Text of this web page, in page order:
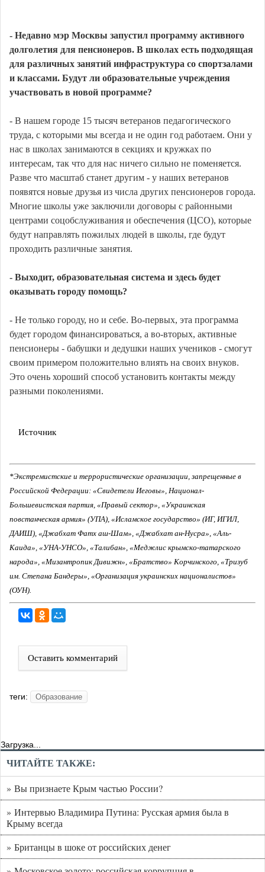
- Недавно мэр Москвы запустил программу активного
долголетия для пенсионеров. В школах есть подходящая
для различных занятий инфраструктура со спортзалами
и классами. Будут ли образовательные учреждения
участвовать в новой программе?
- В нашем городе 15 тысяч ветеранов педагогического
труда, с которыми мы всегда и не один год работаем. Они у
нас в школах занимаются в секциях и кружках по
интересам, так что для нас ничего сильно не поменяется.
Разве что масштаб станет другим - у наших ветеранов
появятся новые друзья из числа других пенсионеров города.
Многие школы уже заключили договоры с районными
центрами соцобслуживания и обеспечения (ЦСО), которые
будут направлять пожилых людей в школы, где будут
проходить различные занятия.
- Выходит, образовательная система и здесь будет
оказывать городу помощь?
- Не только городу, но и себе. Во-первых, эта программа
будет городом финансироваться, а во-вторых, активные
пенсионеры - бабушки и дедушки наших учеников - смогут
своим примером положительно влиять на своих внуков.
Это очень хороший способ установить контакты между
разными поколениями.
Источник
*Экстремистские и террористические организации, запрещенные в
Российской Федерации: «Свидетели Иеговы», Национал-
Большевистская партия, «Правый сектор», «Украинская
повстанческая армия» (УПА), «Исламское государство» (ИГ, ИГИЛ,
ДАИШ), «Джабхат Фатх аш-Шам», «Джабхат ан-Нусра», «Аль-
Каида», «УНА-УНСО», «Талибан», «Меджлис крымско-татарского
народа», «Мизантропик Дивижн», «Братство» Корчинского, «Тризуб
им. Степана Бандеры», «Организация украинских националистов»
(ОУН).
Оставить комментарий
теги: Образование
Загрузка...
ЧИТАЙТЕ ТАКЖЕ:
» Вы признаете Крым частью России?
» Интервью Владимира Путина: Русская армия была в
Крыму всегда
» Британцы в шоке от российских денег